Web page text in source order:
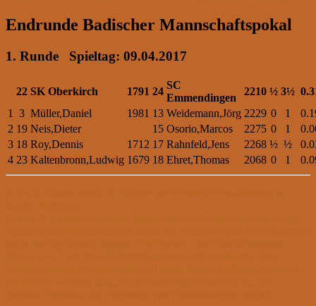
Endrunde Badischer Mannschaftspokal
1. Runde Spieltag: 09.04.2017
22 SK Oberkirch 1791 24
SC
Emmendingen
2210 ½ 3½
1
3 Müller,Daniel 1981 13 Weidemann,Jörg 2229 0 1
2 19 Neis,Dieter 15 Osorio,Marcos 2275 0 1
3 18 Roy,Dennis 1712 17 Rahnfeld,Jens 2268 ½ ½
4 23 Kaltenbronn,Ludwig 1679 18 Ehret,Thomas 2068 0 1